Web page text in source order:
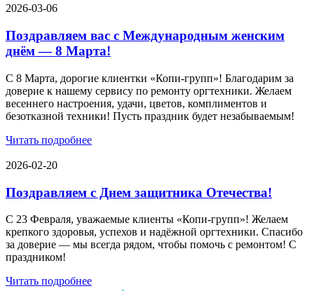
2026-03-06
Поздравляем вас с Международным женским
днём — 8 Марта!
С 8 Марта, дорогие клиентки «Копи‑групп»! Благодарим за
доверие к нашему сервису по ремонту оргтехники. Желаем
весеннего настроения, удачи, цветов, комплиментов и
безотказной техники! Пусть праздник будет незабываемым!
Читать подробнее
2026-02-20
Поздравляем с Днем защитника Отечества!
С 23 Февраля, уважаемые клиенты «Копи‑групп»! Желаем
крепкого здоровья, успехов и надёжной оргтехники. Спасибо
за доверие — мы всегда рядом, чтобы помочь с ремонтом! С
праздником!
Читать подробнее